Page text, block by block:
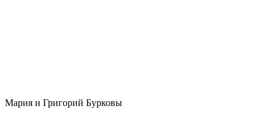
Мария и Григорий Бурковы